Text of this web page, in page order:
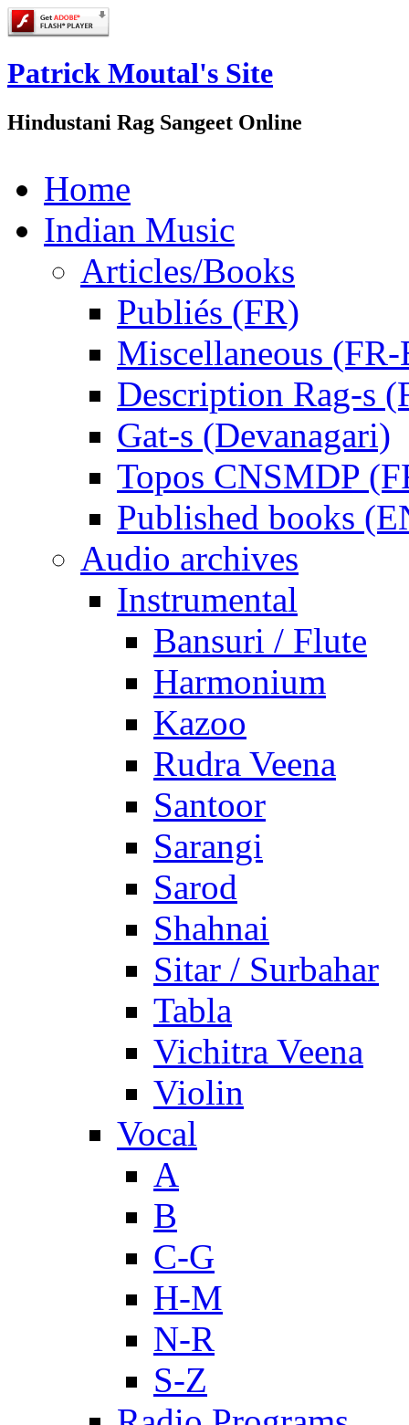
Patrick Moutal's Site
Hindustani Rag Sangeet Online
Home
Indian Music
Articles/Books
Publiés (FR)
Miscellaneous
Description Rag-s
Gat-s (Devanagari)
Topos CNSMDP
Published books
Audio archives
Instrumental
Bansuri / Flute
Harmonium
Kazoo
Rudra Veena
Santoor
Sarangi
Sarod
Shahnai
Sitar / Surbahar
Tabla
Vichitra Veena
Violin
Vocal
A
B
C-G
H-M
N-R
S-Z